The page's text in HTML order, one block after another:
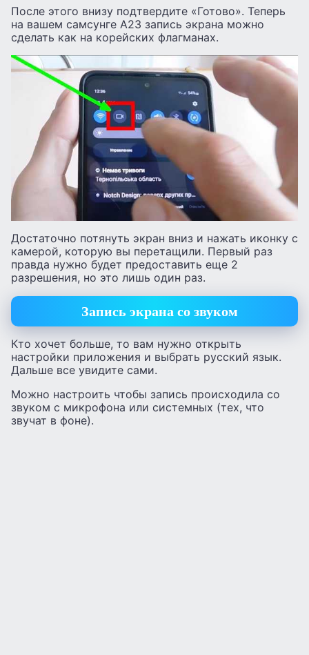
После этого внизу подтвердите «Готово». Теперь
на вашем самсунге А23 запись экрана можно
сделать как на корейских флагманах.
Достаточно потянуть экран вниз и нажать иконку с
камерой, которую вы перетащили. Первый раз
правда нужно будет предоставить еще 2
разрешения, но это лишь один раз.
Запись экрана со звуком
Кто хочет больше, то вам нужно открыть
настройки приложения и выбрать русский язык.
Дальше все увидите сами.
Можно настроить чтобы запись происходила со
звуком с микрофона или системных (тех, что
звучат в фоне).